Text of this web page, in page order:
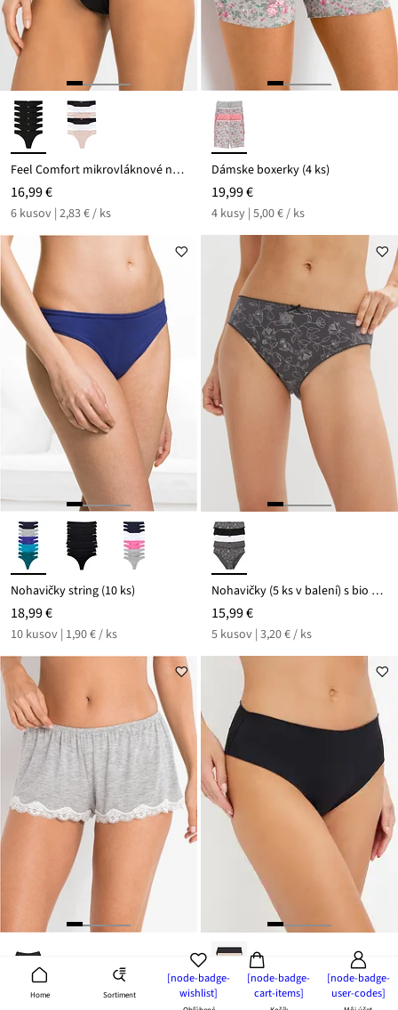
Home Sortiment
[node-badge-
wishlist]
[node-badge-
cart-items]
[node-badge-
user-codes]
Feel Comfort mikrovláknové nohavičky (6 ks)
16,99 €
6 kusov | 2,83 € / ks
Dámske boxerky (4 ks)
19,99 €
4 kusy | 5,00 € / ks
Nohavičky string (10 ks)
18,99 €
10 kusov | 1,90 € / ks
Nohavičky (5 ks v balení) s bio bavlnou
15,99 €
5 kusov | 3,20 € / ks